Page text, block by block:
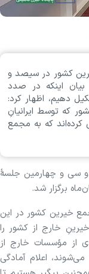
کشور در سیصد و
اینکه در صدد
دهیم، اظهار کرد:
که توسط ایرانیانِ
کرده‌اند که به مجمع
و سی و چهارمین جلسۀ
خیرین کشور در این
خارج از کشور را
از مؤسسات خارج از
اعلام آمادگی